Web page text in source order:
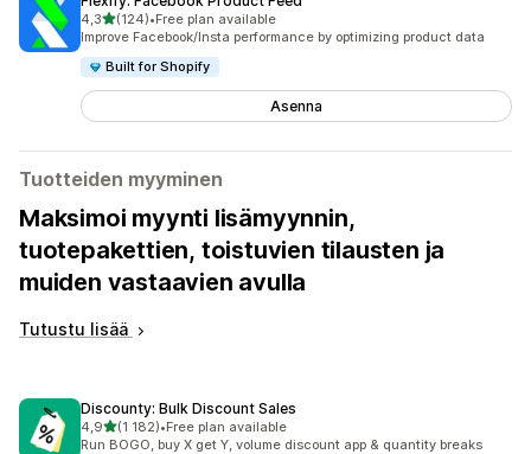
4,3/ 5 tähteä
(124)
124 arvostelua yhteensä
•Free plan available
Improve Facebook/Insta performance by optimizing product data
Built for Shopify
Asenna
Tuotteiden myyminen
Maksimoi myynti lisämyynnin,
tuotepakettien, toistuvien tilausten ja
muiden vastaavien avulla
Tutustu lisää
Discounty: Bulk Discount Sales
4,9/ 5 tähteä
(1 182)
1182 arvostelua yhteensä
•Free plan available
Run BOGO, buy X get Y, volume discount app & quantity breaks